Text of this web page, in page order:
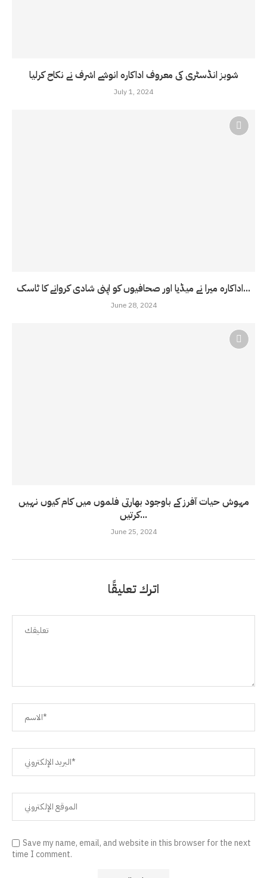
شوبز انڈسٹری کی معروف اداکارہ انوشے اشرف نے نکاح کرلیا
July 1, 2024
اداکارہ میرا نے میڈیا اور صحافیوں کو اپنی شادی کروانے کا ٹاسک...
June 28, 2024
مہوش حیات آفرز کے باوجود بھارتی فلموں میں کام کیوں نہیں
کرتیں...
June 25, 2024
اترك تعليقًا
Save my name, email, and website in this browser for the next
time I comment.